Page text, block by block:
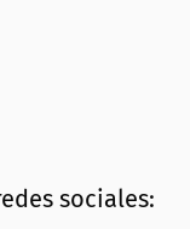
sociales: